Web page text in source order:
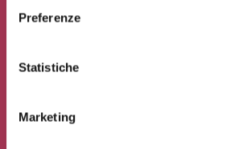
Preferenze
Statistiche
Marketing